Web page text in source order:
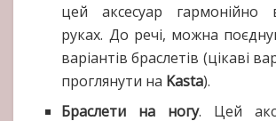
цей аксесуар гармонійно
руках. До речі, можна
варіантів браслетів (цікаві
проглянути на Kasta).
Браслети на ногу. Цей